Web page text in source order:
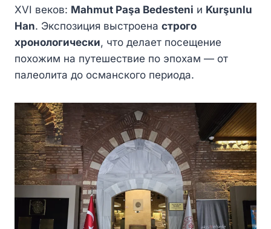
XVI веков: Mahmut Paşa Bedesteni и Kurşunlu
Han. Экспозиция выстроена строго
хронологически, что делает посещение
похожим на путешествие по эпохам — от
палеолита до османского периода.